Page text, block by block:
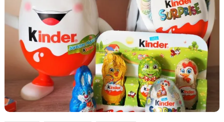
insolite
Réalité
Virtuelle,
Saint
Germain
Visite
Paris